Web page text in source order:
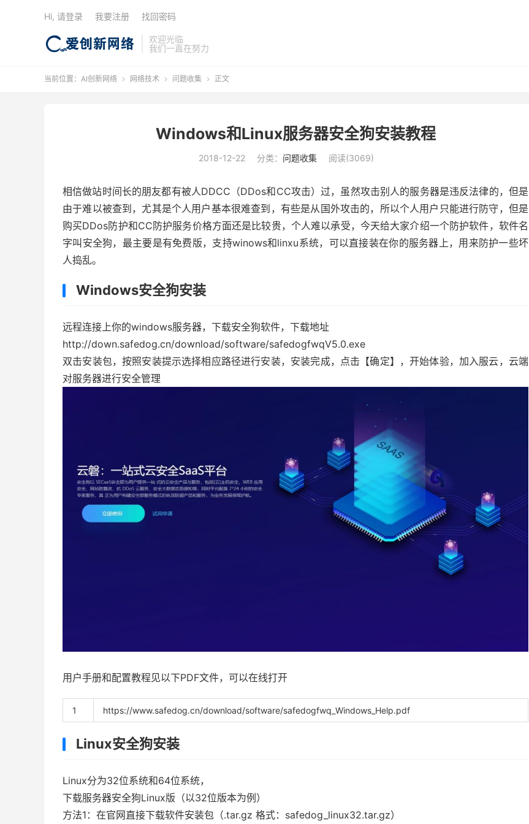
欢迎光临
我们一直在努力
Hi, 请登录 我要注册 找回密码
当前位置： AI创新网络  网络技术  问题收集  正文
Windows和Linux服务器安全狗安装教程
2018-12-22 分类： 问题收集 阅读(3069)
相信做站时间长的朋友都有被人DDCC（DDos和CC攻击）过，虽然攻击别人的服务器是违反法律的，但是
由于难以被查到，尤其是个人用户基本很难查到，有些是从国外攻击的，所以个人用户只能进行防守，但是
购买DDos防护和CC防护服务价格方面还是比较贵，个人难以承受，今天给大家介绍一个防护软件，软件名
字叫安全狗，最主要是有免费版，支持winows和linxu系统，可以直接装在你的服务器上，用来防护一些坏
人捣乱。
Windows安全狗安装
远程连接上你的windows服务器，下载安全狗软件，下载地址
http://down.safedog.cn/download/software/safedogfwqV5.0.exe
双击安装包，按照安装提示选择相应路径进行安装，安装完成，点击【确定】，开始体验，加入服云，云端
对服务器进行安全管理
用户手册和配置教程见以下PDF文件，可以在线打开
1 https://www.safedog.cn/download/software/safedogfwq_Windows_Help.pdf
Linux安全狗安装
Linux分为32位系统和64位系统，
下载服务器安全狗Linux版（以32位版本为例）
方法1：在官网直接下载软件安装包（.tar.gz 格式：safedog_linux32.tar.gz）